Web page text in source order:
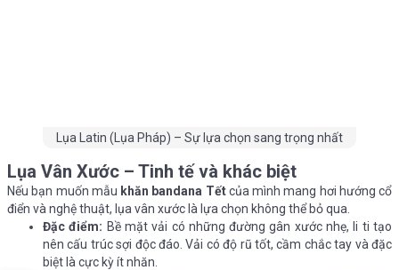
Lụa Latin (Lụa Pháp) – Sự lựa chọn sang trọng nhất
Lụa Vân Xước – Tinh tế và khác biệt
Nếu bạn muốn mẫu khăn bandana Tếtcủa mình mang hơi hướng cổ
điển và nghệ thuật, lụa vân xước là lựa chọn không thể bỏ qua.
Đặc điểm: Bề mặt vải có những đường gân xước nhẹ, li ti tạo
nên cấu trúc sợi độc đáo. Vải có độ rũ tốt, cầm chắc tay và đặc
biệt là cực kỳ ít nhăn.